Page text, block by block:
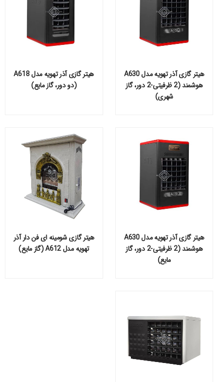
هیتر گازی آذر تهویه مدل A630
هوشمند (2 ظرفیتی-2 دور، گاز
شهری)
هیتر گازی آذر تهویه مدل A618
(دو دور، گاز مایع)
هیتر گازی آذر تهویه مدل A630
هوشمند (2 ظرفیتی-2 دور، گاز
مایع)
هیتر گازی شومینه ای فن دار آذر
تهویه مدل A612 (گاز مایع)